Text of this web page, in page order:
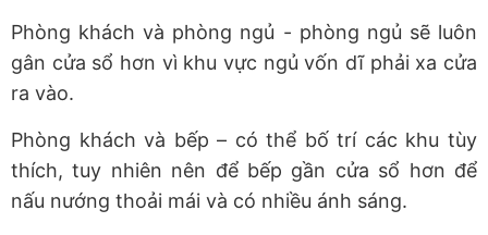
Phòng khách và phòng ngủ - phòng ngủ sẽ luôn
gân cửa sổ hơn vì khu vực ngủ vốn dĩ phải xa cửa
ra vào.
Phòng khách và bếp – có thể bố trí các khu tùy
thích, tuy nhiên nên để bếp gần cửa sổ hơn để
nấu nướng thoải mái và có nhiều ánh sáng.